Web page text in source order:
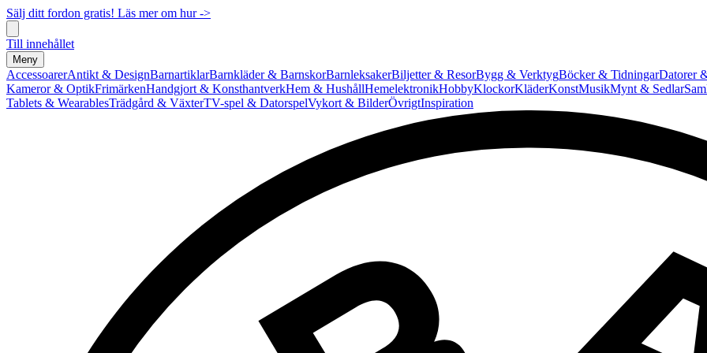
Sälj ditt fordon gratis! Läs mer om hur ->
Till innehållet
Meny
AccessoarerAntikt & DesignBarnartiklarBarnkläder & BarnskorBarnleksakerBiljetter & ResorBygg & VerktygBöcker & TidningarDatorer
Kameror & OptikFrimärkenHandgjort & KonsthantverkHem & HushållHemelektronikHobbyKlockorKläderKonstMusikMynt & Sedlar
Tablets & WearablesTrädgård & VäxterTV-spel & DatorspelVykort & BilderÖvrigtInspiration